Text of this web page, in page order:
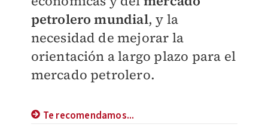
petrolero mundial, y la
necesidad de mejorar la
orientación a largo plazo para el
mercado petrolero.
Te recomendamos...